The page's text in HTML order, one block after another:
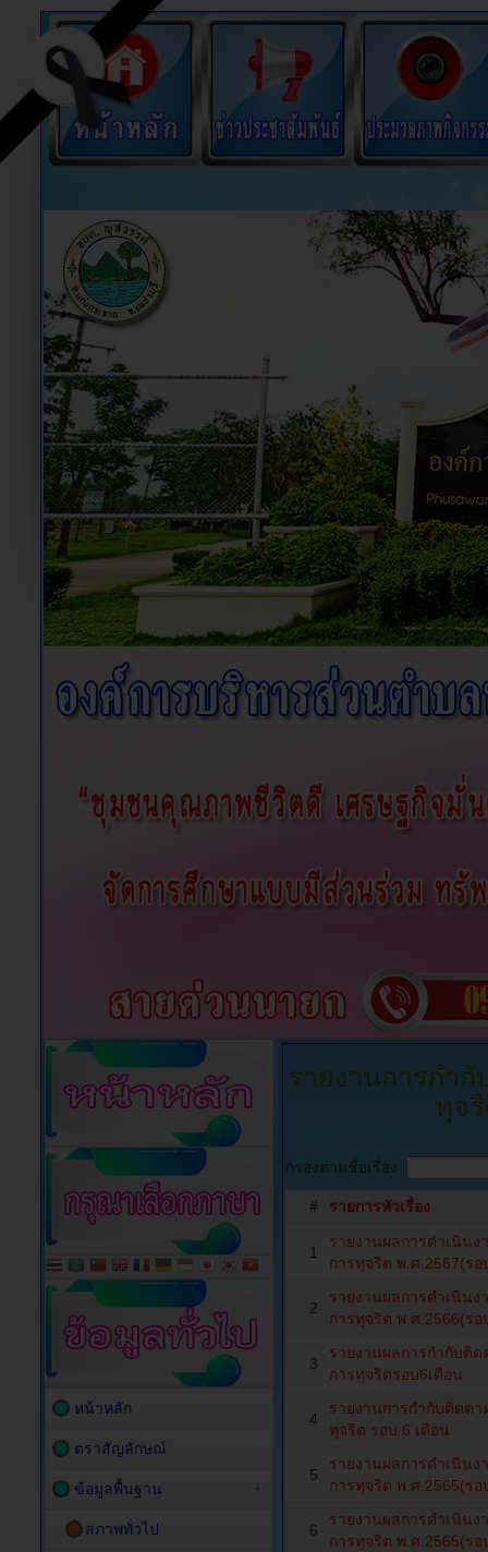
รายงานการกำ
ทุจ
กรองตามชื่อเรื่อง
# รายการหัวเรื่อง
1
รายงานผลการดำเนิน
การทุจริต พ.ศ.2567(ร
2
รายงานผลการดำเนิน
การทุจริต พ.ศ.2566(รอ
3
รายงานผลการกำกับติ
การทุจริตรอบ6เดือน
4
รายงานการกำกับติดต
ทุจริต รอบ 6 เดือน
5
รายงานผลการดำเนิน
การทุจริต พ.ศ.2565(รอ
6
รายงานผลการดำเนิน
การทุจริต พ.ศ.2565(รอ
หน้าหลัก
ตราสัญลักษณ์
ข้อมูลพื้นฐาน
สภาพทั่วไป